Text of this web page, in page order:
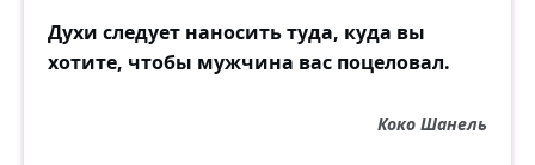
Духи следует наносить туда, куда вы
хотите, чтобы мужчина вас поцеловал.
Коко Шанель